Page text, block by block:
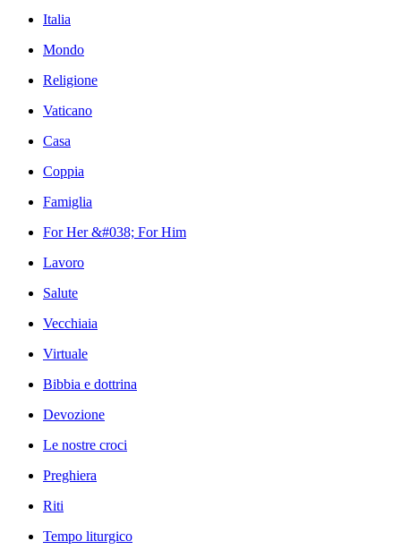
Italia
Mondo
Religione
Vaticano
Casa
Coppia
Famiglia
For Her &#038; For Him
Lavoro
Salute
Vecchiaia
Virtuale
Bibbia e dottrina
Devozione
Le nostre croci
Preghiera
Riti
Tempo liturgico